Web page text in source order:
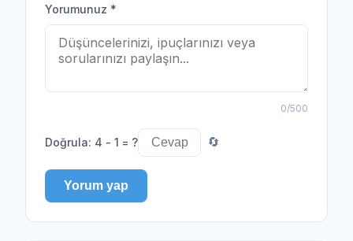
Yorumunuz *
0/500
Doğrula: 4 - 1 = ? 🔄
Yorum yap